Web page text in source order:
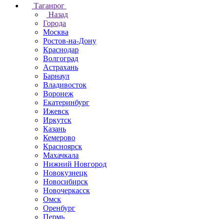
Таганрог
Назад
Города
Москва
Ростов-на-Дону
Краснодар
Волгоград
Астрахань
Барнаул
Владивосток
Воронеж
Екатеринбург
Ижевск
Иркутск
Казань
Кемерово
Красноярск
Махачкала
Нижний Новгород
Новокузнецк
Новосибирск
Новочеркаcск
Омск
Оренбург
Пермь